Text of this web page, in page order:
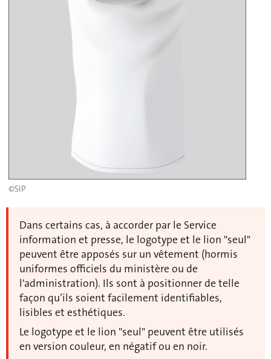
©SIP
Dans certains cas, à accorder par le Service
information et presse, le logotype et le lion "seul"
peuvent être apposés sur un vêtement (hormis
uniformes officiels du ministère ou de
l'administration). Ils sont à positionner de telle
façon qu’ils soient facilement identifiables,
lisibles et esthétiques.
Le logotype et le lion "seul" peuvent être utilisés
en version couleur, en négatif ou en noir.